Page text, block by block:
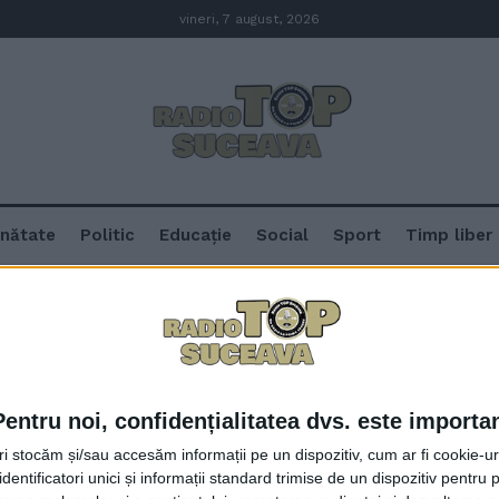
noi, confidențialitatea dvs. este
stocăm și/sau accesăm informații pe un dispozitiv, cum ar fi cookie-
unici și informații standard trimise de un dispozitiv pentru
vineri, 7 august, 2026
Politic Educație Social Sport Timp liber
Asfaltări pe drumul județean
drum care ”nu a văzut asfalt de